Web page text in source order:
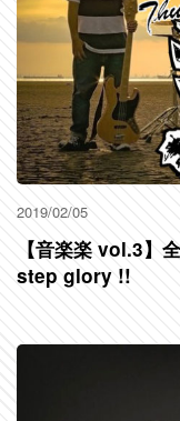
2019/02/05
【音楽楽 vol.3】
step glory !!